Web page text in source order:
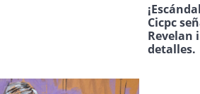
Cicpc
Revelan
detalles.